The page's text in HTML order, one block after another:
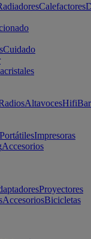
Calefactores
Cuidado
AltavocesHifi
PortátilesImpresoras
Accesorios
Proyectores
AccesoriosBicicletas